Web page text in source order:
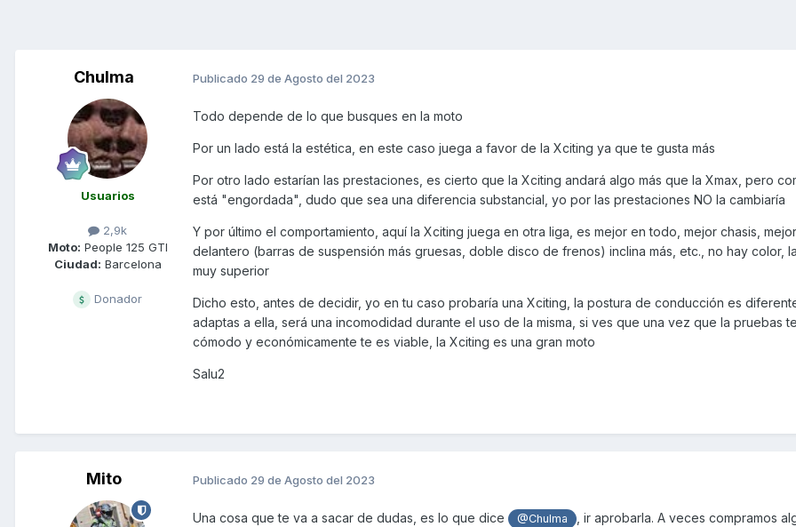
Chulma
Usuarios
2,9k
Moto: People 125 GTI
Ciudad: Barcelona
Donador
Publicado 29 de Agosto del 2023
Todo depende de lo que busques en la moto
Por un lado está la estética, en este caso juega a favor de la Xciting ya que te gusta más
Por otro lado estarían las prestaciones, es cierto que la Xciting andará algo más que la Xmax, pero
está "engordada", dudo que sea una diferencia substancial, yo por las prestaciones NO la cambiaría
Y por último el comportamiento, aquí la Xciting juega en otra liga, es mejor en todo, mejor chasis,
delantero (barras de suspensión más gruesas, doble disco de frenos) inclina más, etc., no hay color,
muy superior
Dicho esto, antes de decidir, yo en tu caso probaría una Xciting, la postura de conducción es
adaptas a ella, será una incomodidad durante el uso de la misma, si ves que una vez que la pruebas
cómodo y económicamente te es viable, la Xciting es una gran moto
Salu2
Mito Publicado 29 de Agosto del 2023
Una cosa que te va a sacar de dudas, es lo que dice @Chulma
, ir aprobarla. A veces compramos